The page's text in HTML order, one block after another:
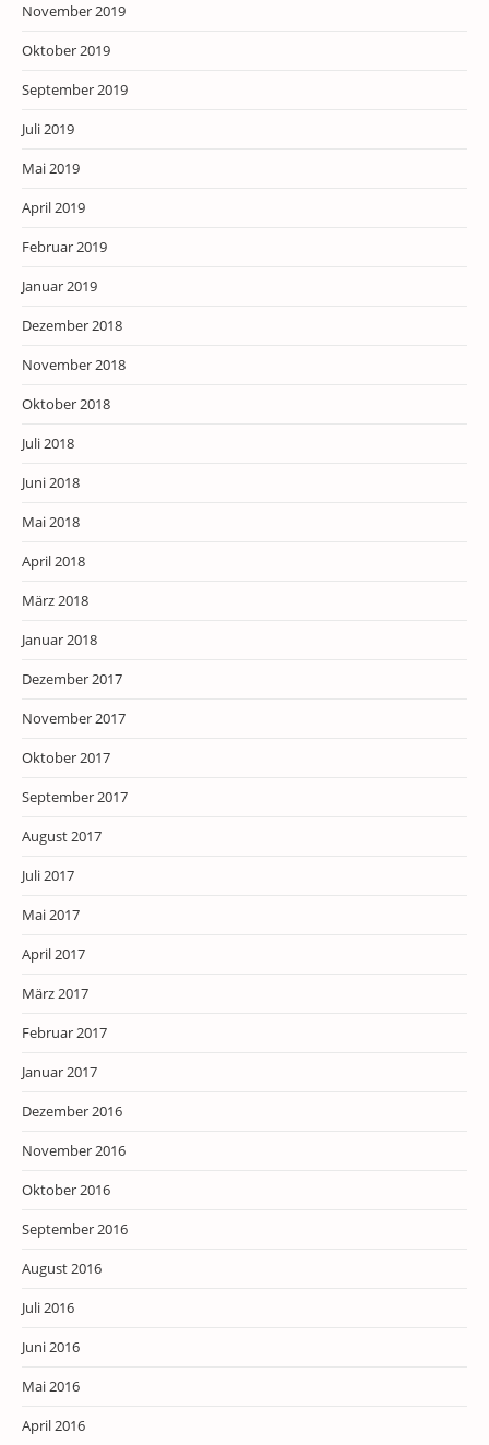
November 2019
Oktober 2019
September 2019
Juli 2019
Mai 2019
April 2019
Februar 2019
Januar 2019
Dezember 2018
November 2018
Oktober 2018
Juli 2018
Juni 2018
Mai 2018
April 2018
März 2018
Januar 2018
Dezember 2017
November 2017
Oktober 2017
September 2017
August 2017
Juli 2017
Mai 2017
April 2017
März 2017
Februar 2017
Januar 2017
Dezember 2016
November 2016
Oktober 2016
September 2016
August 2016
Juli 2016
Juni 2016
Mai 2016
April 2016